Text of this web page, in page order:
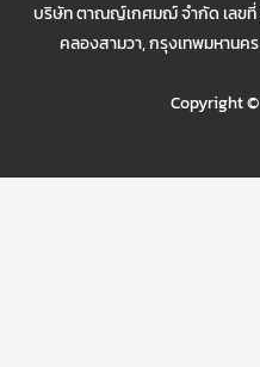
บริษัท ตาณญ์เกศมฌ์ จำกัด เลขที่
คลองสามวา, กรุงเทพมหานค
Copyright